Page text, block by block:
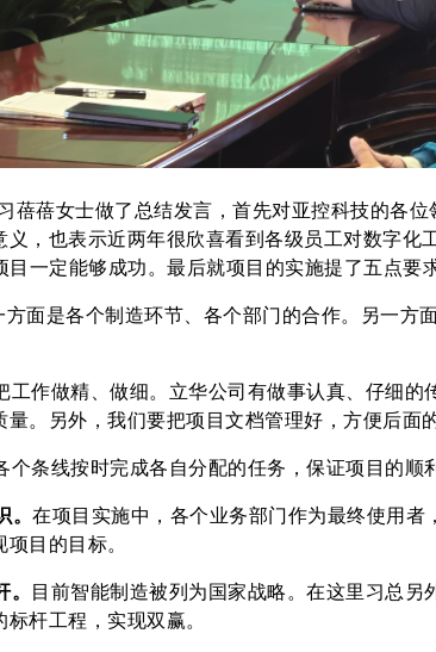
蓓女士做了总结发言，首先对亚控科技的各
，也表示近两年很欣喜看到各级员工对数字
目一定能够成功。最后就项目的实施提了五点要
方面是各个制造环节、各个部门的合作。另一方
工作做精、做细。立华公司有做事认真、仔细
。另外，我们要把项目文档管理好，方便后面
个条线按时完成各自分配的任务，保证项目的顺
在项目实施中，各个业务部门作为最终使用
目的目标。
目前智能制造被列为国家战略。在这里习总
杆工程，实现双赢。